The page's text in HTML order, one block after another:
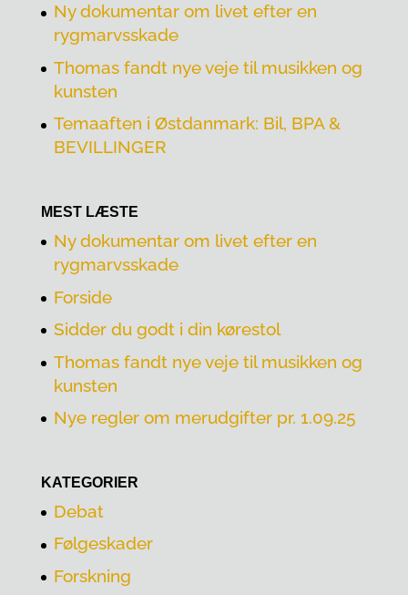
Ny dokumentar om livet efter en
rygmarvsskade
Thomas fandt nye veje til musikken og
kunsten
Temaaften i Østdanmark: Bil, BPA &
BEVILLINGER
MEST LÆSTE
Ny dokumentar om livet efter en
rygmarvsskade
Forside
Sidder du godt i din kørestol
Thomas fandt nye veje til musikken og
kunsten
Nye regler om merudgifter pr. 1.09.25
KATEGORIER
Debat
Følgeskader
Forskning